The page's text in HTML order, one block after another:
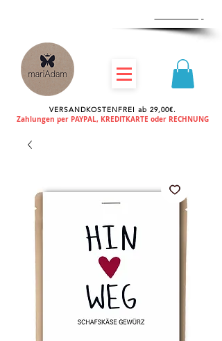
VERSANDKOSTENFREI ab 29,00€.
Zahlungen per PAYPAL, KREDITKARTE oder RECHNUNG